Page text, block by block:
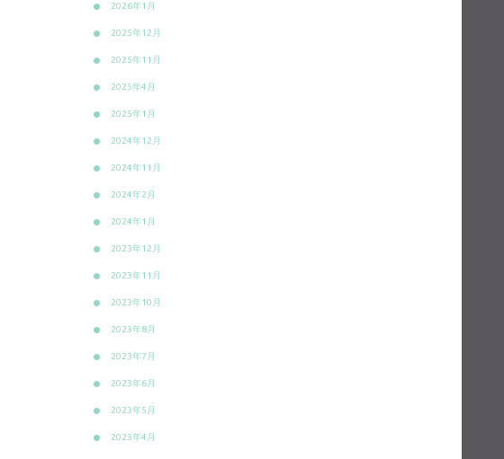
2026年1月
2025年12月
2025年11月
2025年4月
2025年1月
2024年12月
2024年11月
2024年2月
2024年1月
2023年12月
2023年11月
2023年10月
2023年8月
2023年7月
2023年6月
2023年5月
2023年4月